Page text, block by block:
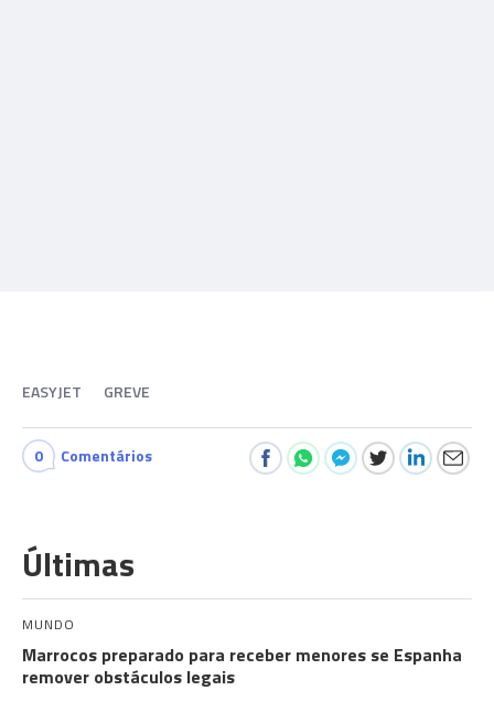
EASYJET GREVE
0 Comentários
Últimas
MUNDO
Marrocos preparado para receber menores se Espanha
remover obstáculos legais